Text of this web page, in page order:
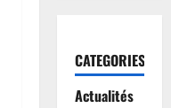
CATEGORIES
Actualités